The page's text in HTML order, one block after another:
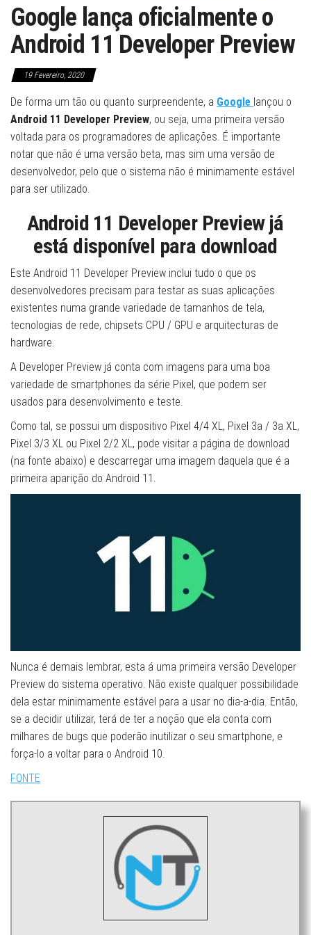
Google lança oficialmente o
Android 11 Developer Preview
19 Fevereiro, 2020
De forma um tão ou quanto surpreendente, a Google lançou o
Android 11 Developer Preview, ou seja, uma primeira versão
voltada para os programadores de aplicações. É importante
notar que não é uma versão beta, mas sim uma versão de
desenvolvedor, pelo que o sistema não é minimamente estável
para ser utilizado.
Android 11 Developer Preview já
está disponível para download
Este Android 11 Developer Preview inclui tudo o que os
desenvolvedores precisam para testar as suas aplicações
existentes numa grande variedade de tamanhos de tela,
tecnologias de rede, chipsets CPU / GPU e arquitecturas de
hardware.
A Developer Preview já conta com imagens para uma boa
variedade de smartphones da série Pixel, que podem ser
usados ​​para desenvolvimento e teste.
Como tal, se possui um dispositivo Pixel 4/4 XL, Pixel 3a / 3a XL,
Pixel 3/3 XL ou Pixel 2/2 XL, pode visitar a página de download
(na fonte abaixo) e descarregar uma imagem daquela que é a
primeira aparição do Android 11.
Nunca é demais lembrar, esta á uma primeira versão Developer
Preview do sistema operativo. Não existe qualquer possibilidade
dela estar minimamente estável para a usar no dia-a-dia. Então,
se a decidir utilizar, terá de ter a noção que ela conta com
milhares de bugs que poderão inutilizar o seu smartphone, e
força-lo a voltar para o Android 10.
FONTE